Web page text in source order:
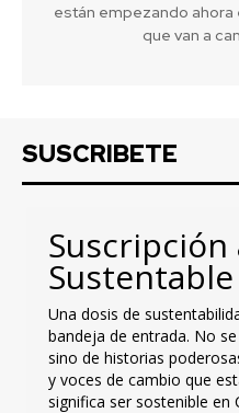
están empezando ahora
que van a
SUSCRIBETE
Suscripción
Sustentable
Una dosis de
bandeja de entrada. No
sino de historias
y voces de cambio que
significa ser sostenible en